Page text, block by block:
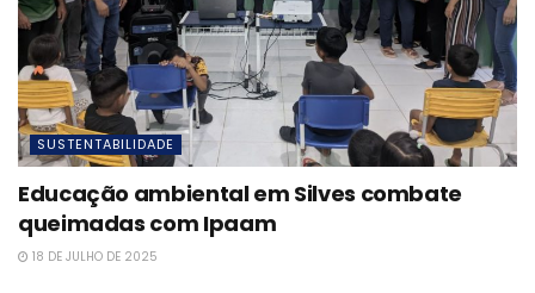
SUSTENTABILIDADE
Educação ambiental em Silves combate
queimadas com Ipaam
18 DE JULHO DE 2025